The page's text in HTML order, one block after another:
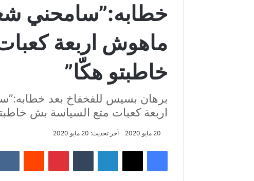
خطابه:”سامحني
ماهوش اربعة
خاطبتو هكّا”
برهان بسيس للفخفاخ بعد
اربعة كعبات متع السياسة بش
20 مايو 2020 آخر تحديث: 20 مايو 2020
فيسبوك لينكدإن بينتيريست